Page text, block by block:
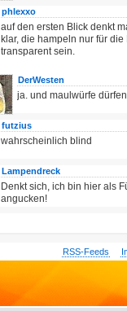
phlexxo
auf den ersten Blick denkt
klar, die hampeln nur für
transparent sein.
DerWesten
ja. und maulwürfe
futzius
wahrscheinlich blind
Lampendreck
Denkt sich, ich bin hier als
angucken!
RSS-Feeds